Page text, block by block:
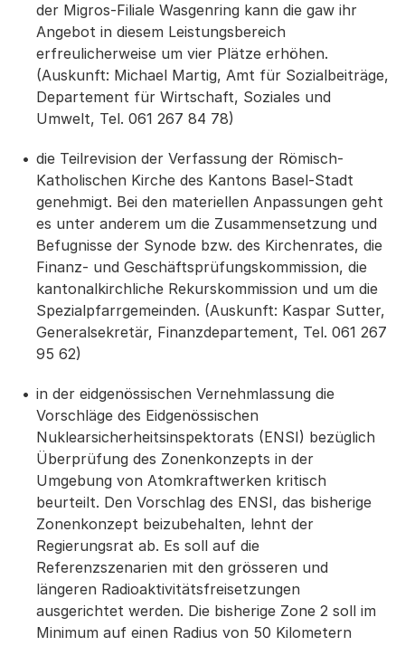
der Migros-Filiale Wasgenring kann die gaw ihr
Angebot in diesem Leistungsbereich
erfreulicherweise um vier Plätze erhöhen.
(Auskunft: Michael Martig, Amt für Sozialbeiträge,
Departement für Wirtschaft, Soziales und
Umwelt, Tel. 061 267 84 78)
die Teilrevision der Verfassung der Römisch-
Katholischen Kirche des Kantons Basel-Stadt
genehmigt. Bei den materiellen Anpassungen geht
es unter anderem um die Zusammensetzung und
Befugnisse der Synode bzw. des Kirchenrates, die
Finanz- und Geschäftsprüfungskommission, die
kantonalkirchliche Rekurskommission und um die
Spezialpfarrgemeinden. (Auskunft: Kaspar Sutter,
Generalsekretär, Finanzdepartement, Tel. 061 267
95 62)
in der eidgenössischen Vernehmlassung die
Vorschläge des Eidgenössischen
Nuklearsicherheitsinspektorats (ENSI) bezüglich
Überprüfung des Zonenkonzepts in der
Umgebung von Atomkraftwerken kritisch
beurteilt. Den Vorschlag des ENSI, das bisherige
Zonenkonzept beizubehalten, lehnt der
Regierungsrat ab. Es soll auf die
Referenzszenarien mit den grösseren und
längeren Radioaktivitätsfreisetzungen
ausgerichtet werden. Die bisherige Zone 2 soll im
Minimum auf einen Radius von 50 Kilometern